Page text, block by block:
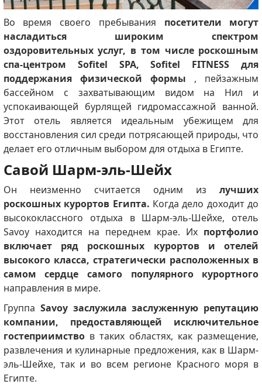
Во время своего пребывания посетители могут
насладиться широким спектром
оздоровительных услуг, в том числе роскошным
спа-центром Sofitel SPA, Sofitel FITNESS для
поддержания физической формы , пейзажным
бассейном с захватывающим видом на Нил и
успокаивающей бурлящей гидромассажной ванной.
Этот отель является идеальным убежищем для
восстановления сил среди потрясающей природы, что
делает его отличным выбором для отдыха в Египте.
Савой Шарм-эль-Шейх
Он неизменно считается одним излучших
роскошных курортов Египта. Когда дело доходит до
высококлассного отдыха в Шарм-эль-Шейхе, отель
Savoy находится на переднем крае. Их портфолио
включает ряд роскошных курортов и отелей
высокого класса, стратегически расположенных в
самом сердце самого популярного курортного
направления в мире.
Группа Savoy заслужила заслуженную репутацию
компании, предоставляющей исключительное
гостеприимствов таких областях, как размещение,
развлечения и кулинарные предложения, как в Шарм-
эль-Шейхе, так и во всем регионе Красного моря в
Египте.